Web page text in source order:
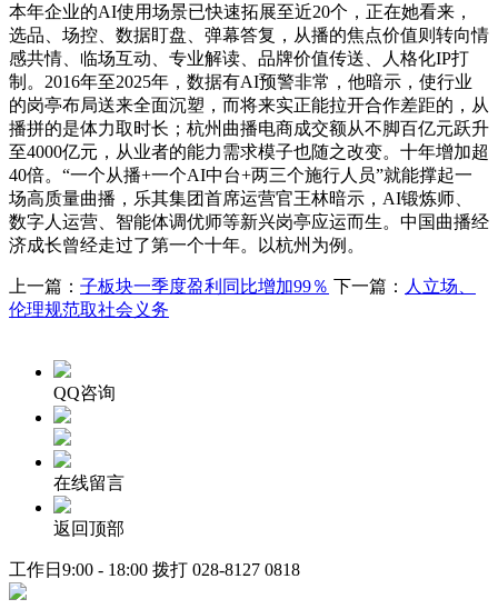
本年企业的AI使用场景已快速拓展至近20个，正在她看来，
选品、场控、数据盯盘、弹幕答复，从播的焦点价值则转向情
感共情、临场互动、专业解读、品牌价值传送、人格化IP打
制。2016年至2025年，数据有AI预警非常，他暗示，使行业
的岗亭布局送来全面沉塑，而将来实正能拉开合作差距的，从
播拼的是体力取时长；杭州曲播电商成交额从不脚百亿元跃升
至4000亿元，从业者的能力需求模子也随之改变。十年增加超
40倍。“一个从播+一个AI中台+两三个施行人员”就能撑起一
场高质量曲播，乐其集团首席运营官王林暗示，AI锻炼师、
数字人运营、智能体调优师等新兴岗亭应运而生。中国曲播经
济成长曾经走过了第一个十年。以杭州为例。
上一篇： 子板块一季度盈利同比增加99％ 下一篇： 人立场、
伦理规范取社会义务
QQ咨询
在线留言
返回顶部
工作日9:00 - 18:00 拨打 028-8127 0818